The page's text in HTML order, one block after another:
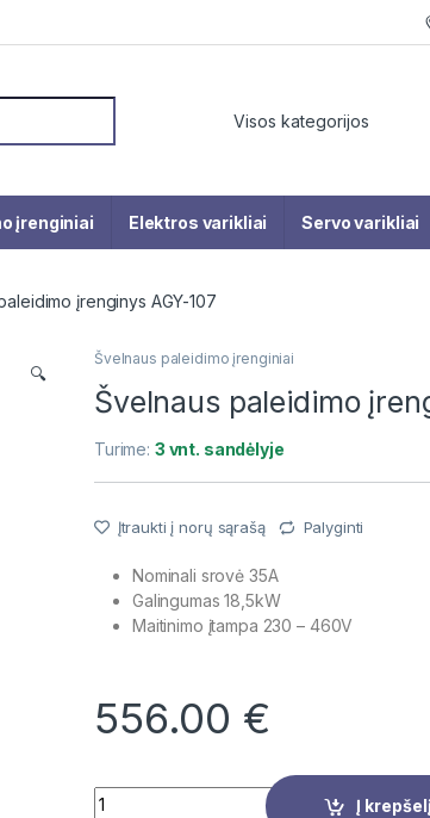
įrenginiai Elektros varikliai Servo varikliai
įrenginys AGY-107
🔍
Švelnaus paleidimo įrenginiai
Švelnaus paleidimo
Turime: 3 vnt. sandėlyje
Įtraukti į norų sąrašą Palyginti
Nominali srovė 35A
Galingumas 18,5kW
Maitinimo įtampa 230 – 460V
556.00 €
Quantity
Į krepšelį